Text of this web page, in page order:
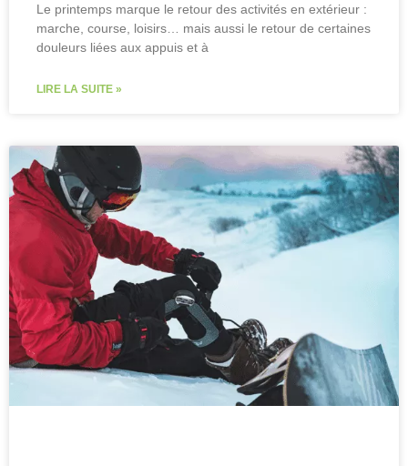
Le printemps marque le retour des activités en extérieur :
marche, course, loisirs… mais aussi le retour de certaines
douleurs liées aux appuis et à
LIRE LA SUITE »